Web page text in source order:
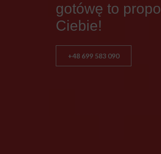
gotówę to
Ciebie!
+48 699 583 090